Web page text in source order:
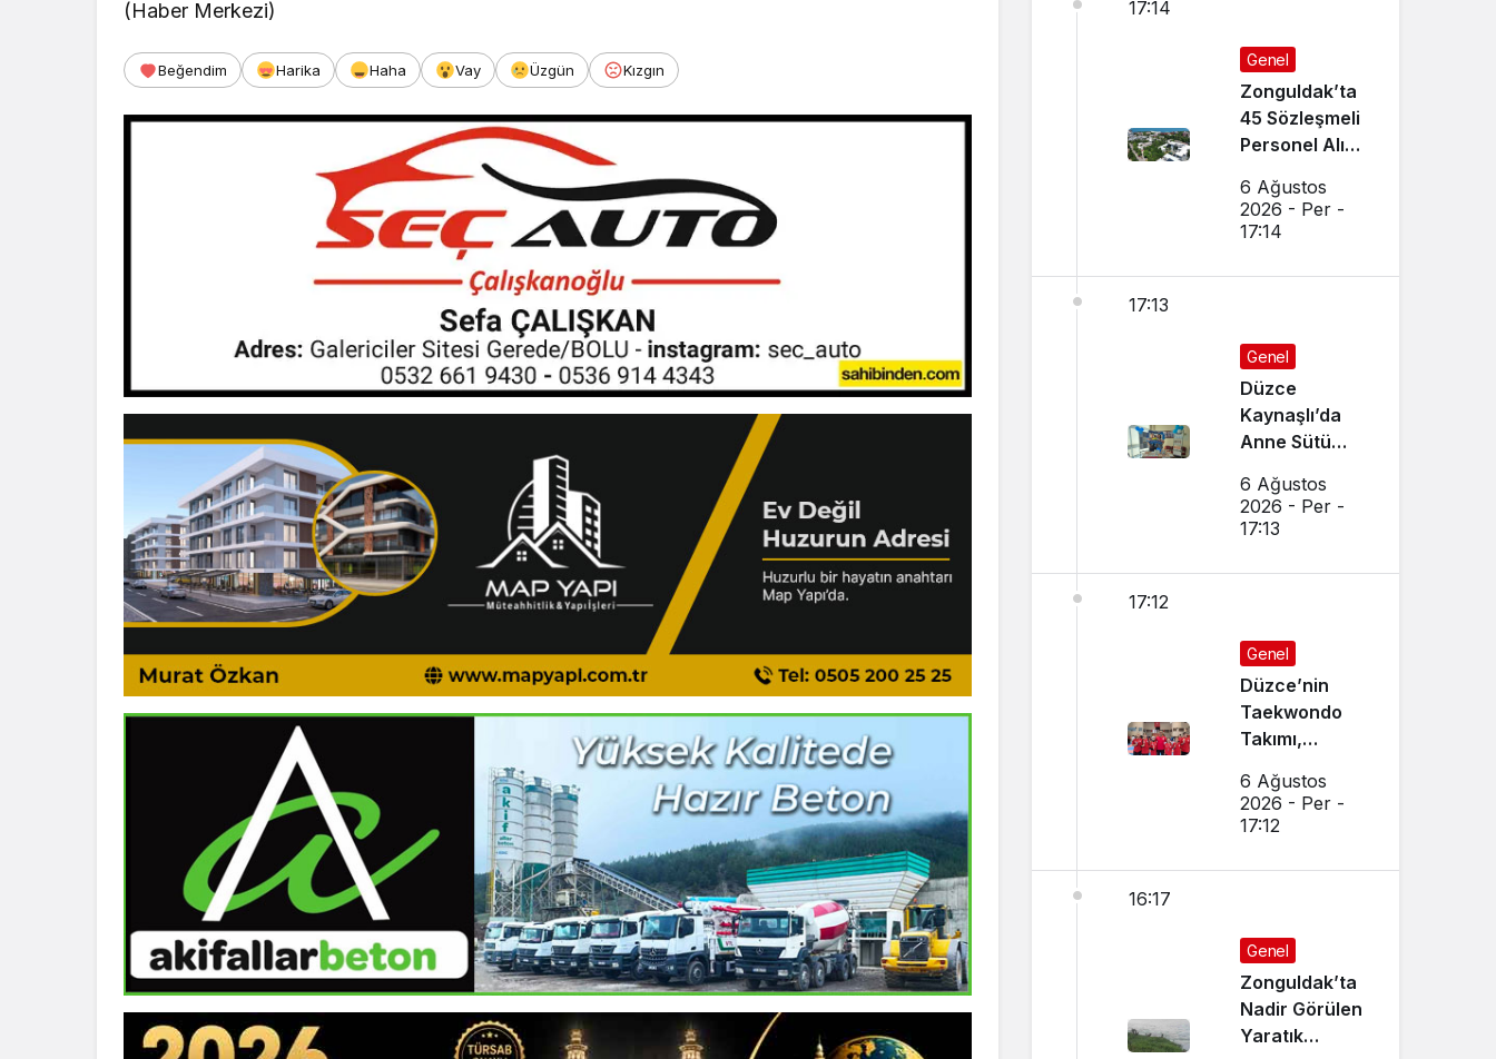
(Haber Merkezi)
Beğendim Harika Haha Vay Üzgün Kızgın
17:14
Genel
Zonguldak’ta
45 Sözleşmeli
Personel Alımı
6 Ağustos
2026 - Per -
17:14
17:13
Genel
Düzce
Kaynaşlı’da
Anne Sütü
İçin Etkinlik
Düzenlendi
6 Ağustos
2026 - Per -
17:13
17:12
Genel
Düzce’nin
Taekwondo
Takımı,
Başarı
Sağladı
6 Ağustos
2026 - Per -
17:12
16:17
Genel
Zonguldak’ta
Nadir Görülen
Yaratık